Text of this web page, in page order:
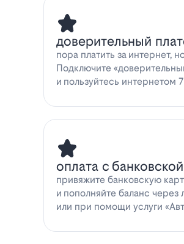
доверительный
пора платить за интернет,
Подключите
и пользуйтесь интернетом
оплата с
привяжите банковскую
и пополняйте баланс через
или при помощи услуги